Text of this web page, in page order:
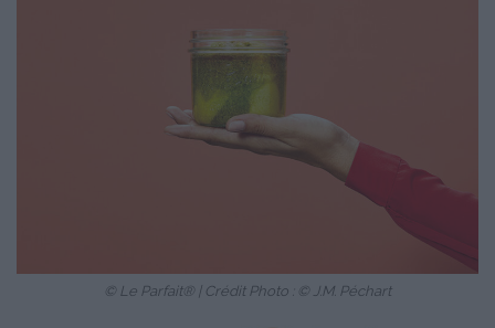
© Le Parfait® | Crédit Photo : © J.M. Péchart